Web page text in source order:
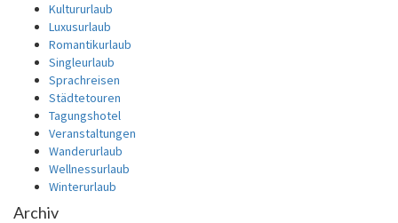
Kultururlaub
Luxusurlaub
Romantikurlaub
Singleurlaub
Sprachreisen
Städtetouren
Tagungshotel
Veranstaltungen
Wanderurlaub
Wellnessurlaub
Winterurlaub
Archiv